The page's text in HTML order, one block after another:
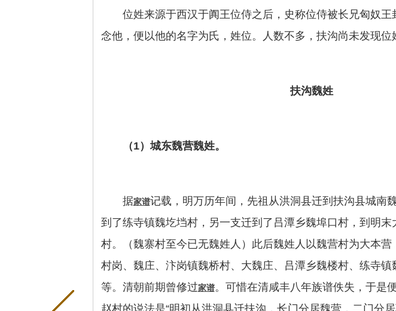
位姓来源于西汉于阗王位侍之后，史称位侍被长兄匈奴
念他，便以他的名字为氏，姓位。人数不多，扶沟尚未发现位
扶沟魏姓
（1）城东魏营魏姓。
据家谱记载，明万历年间，先祖从洪洞县迁到扶沟县城南
到了练寺镇魏圪垱村，另一支迁到了吕潭乡魏埠口村，到明
村。（魏寨村至今已无魏姓人）此后魏姓人以魏营村为大本
村岗、魏庄、汴岗镇魏桥村、大魏庄、吕潭乡魏楼村、练寺
等。清朝前期曾修过家谱。可惜在清咸丰八年族谱佚失，于是
赵村的说法是“明初从洪洞县迁扶沟，长门分居魏营，二门分